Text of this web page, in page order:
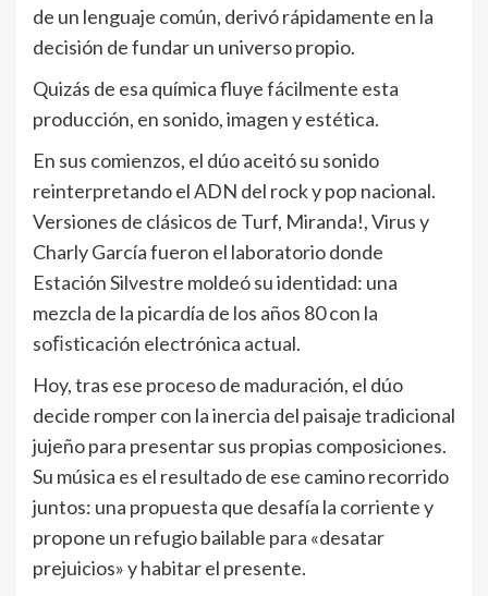
de un lenguaje común, derivó rápidamente en la
decisión de fundar un universo propio.
Quizás de esa química fluye fácilmente esta
producción, en sonido, imagen y estética.
En sus comienzos, el dúo aceitó su sonido
reinterpretando el ADN del rock y pop nacional.
Versiones de clásicos de Turf, Miranda!, Virus y
Charly García fueron el laboratorio donde
Estación Silvestre moldeó su identidad: una
mezcla de la picardía de los años 80 con la
soﬁsticación electrónica actual.
Hoy, tras ese proceso de maduración, el dúo
decide romper con la inercia del paisaje tradicional
jujeño para presentar sus propias composiciones.
Su música es el resultado de ese camino recorrido
juntos: una propuesta que desafía la corriente y
propone un refugio bailable para «desatar
prejuicios» y habitar el presente.